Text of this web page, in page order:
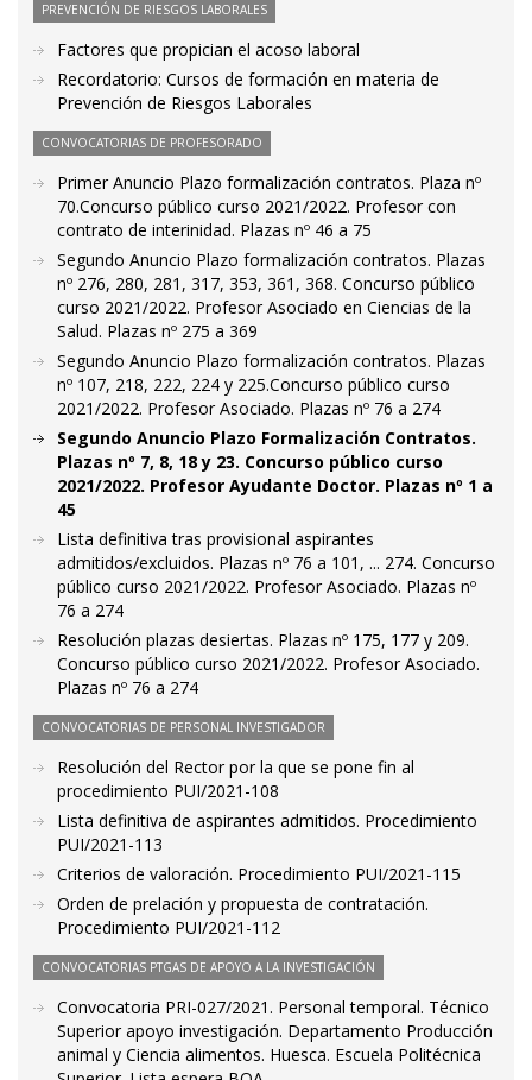
PREVENCIÓN DE RIESGOS LABORALES
Factores que propician el acoso laboral
Recordatorio: Cursos de formación en materia de
Prevención de Riesgos Laborales
CONVOCATORIAS DE PROFESORADO
Primer Anuncio Plazo formalización contratos. Plaza nº
70.Concurso público curso 2021/2022. Profesor con
contrato de interinidad. Plazas nº 46 a 75
Segundo Anuncio Plazo formalización contratos. Plazas
nº 276, 280, 281, 317, 353, 361, 368. Concurso público
curso 2021/2022. Profesor Asociado en Ciencias de la
Salud. Plazas nº 275 a 369
Segundo Anuncio Plazo formalización contratos. Plazas
nº 107, 218, 222, 224 y 225.Concurso público curso
2021/2022. Profesor Asociado. Plazas nº 76 a 274
Segundo Anuncio Plazo Formalización Contratos.
Plazas nº 7, 8, 18 y 23. Concurso público curso
2021/2022. Profesor Ayudante Doctor. Plazas nº 1 a
45
Lista definitiva tras provisional aspirantes
admitidos/excluidos. Plazas nº 76 a 101, ... 274. Concurso
público curso 2021/2022. Profesor Asociado. Plazas nº
76 a 274
Resolución plazas desiertas. Plazas nº 175, 177 y 209.
Concurso público curso 2021/2022. Profesor Asociado.
Plazas nº 76 a 274
CONVOCATORIAS DE PERSONAL INVESTIGADOR
Resolución del Rector por la que se pone fin al
procedimiento PUI/2021-108
Lista definitiva de aspirantes admitidos. Procedimiento
PUI/2021-113
Criterios de valoración. Procedimiento PUI/2021-115
Orden de prelación y propuesta de contratación.
Procedimiento PUI/2021-112
CONVOCATORIAS PTGAS DE APOYO A LA INVESTIGACIÓN
Convocatoria PRI-027/2021. Personal temporal. Técnico
Superior apoyo investigación. Departamento Producción
animal y Ciencia alimentos. Huesca. Escuela Politécnica